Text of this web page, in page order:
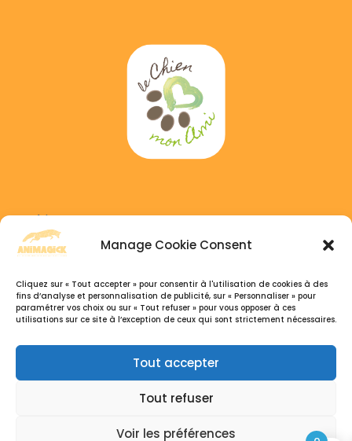
Manage Cookie Consent
Cliquez sur « Tout accepter » pour consentir à l'utilisation de cookies à des
fins d’analyse et personnalisation de publicité, sur « Personnaliser » pour
paramétrer vos choix ou sur « Tout refuser » pour vous opposer à ces
utilisations sur ce site à l’exception de ceux qui sont strictement nécessaires.
Tout accepter
Tout refuser
Voir les préférences
Adress :
6 GAICHEL, 8469 Habscht, Luxembourg
+352 691 333 041
+32 495 77 26 07
Du Lundi au Samedi, 9h30 – 18:30